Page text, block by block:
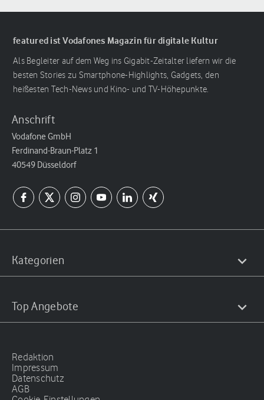
featured ist Vodafones Magazin für digitale Kultur
Als Begleiter auf dem Weg ins Gigabit-Zeitalter liefern wir die
besten Stories zu Smartphone-Highlights, Gadgets, den
heißesten Tech-News und Kino- und TV-Höhepunkte.
Anschrift
Vodafone GmbH
Ferdinand-Braun-Platz 1
40549 Düsseldorf
Kategorien
Top Angebote
Redaktion
Impressum
Datenschutz
AGB